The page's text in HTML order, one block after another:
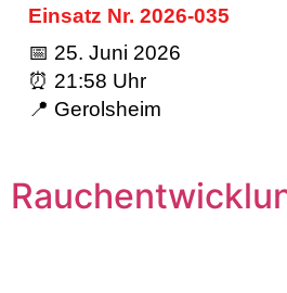
Einsatz Nr. 2026-035
📅 25. Juni 2026
⏰ 21:58 Uhr
📍 Gerolsheim